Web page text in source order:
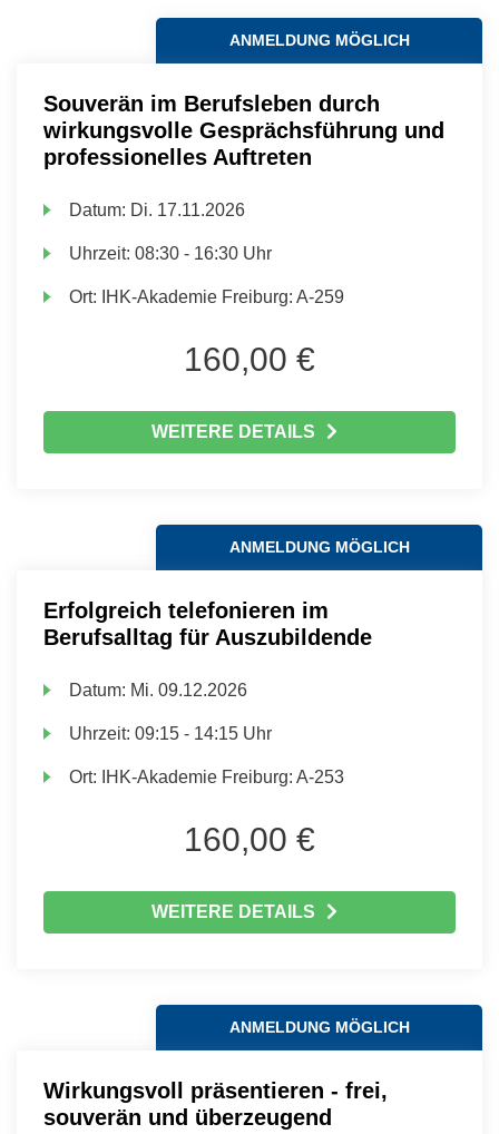
ANMELDUNG MÖGLICH
Souverän im Berufsleben durch
wirkungsvolle Gesprächsführung und
professionelles Auftreten
Datum: Di. 17.11.2026
Uhrzeit:08:30 - 16:30 Uhr
Ort: IHK-Akademie Freiburg: A-259
160,00 €
WEITERE DETAILS
ANMELDUNG MÖGLICH
Erfolgreich telefonieren im
Berufsalltag für Auszubildende
Datum: Mi. 09.12.2026
Uhrzeit:09:15 - 14:15 Uhr
Ort: IHK-Akademie Freiburg: A-253
160,00 €
WEITERE DETAILS
ANMELDUNG MÖGLICH
Wirkungsvoll präsentieren - frei,
souverän und überzeugend